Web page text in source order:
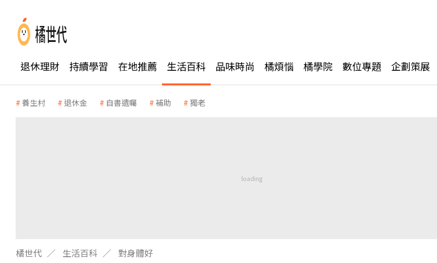
退休理財 持續學習 在地推薦 生活百科 品味時尚 橘煩惱 橘學院 數位專題 企劃策展
養生村 退休金 自書遺囑 補助 獨老
橘世代 生活百科 對身體好